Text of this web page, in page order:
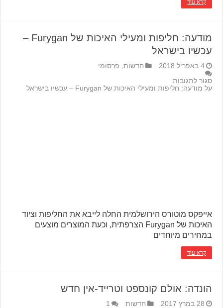
קרא עוד
מודעה: חליפות ומעילי האיכות של Furygan –
עכשיו בישראל
4 באפריל 2018 חדשות, פרסומי
סגור לתגובות
על מודעה: חליפות ומעילי האיכות של Furygan – עכשיו בישראל
אייפקס מוטורס הירושלמית החלה לייבא את החליפות וציוד
האיכות של Furygan הצרפתית, וכעת המוצרים מוצעים
במחירים מיוחדים
קרא עוד
הונדה: אולם קונספט וטרייד-אין חדש
28 במרץ 2017 חדשות 1